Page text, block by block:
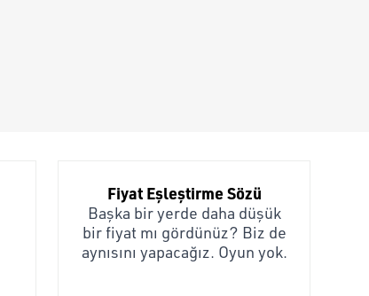
Fiyat Eşleştirme Sözü
Başka bir yerde daha düşük
bir fiyat mı gördünüz? Biz de
aynısını yapacağız. Oyun yok.